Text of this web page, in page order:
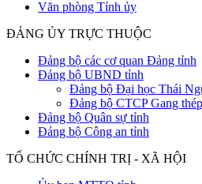
Văn phòng Tỉnh ủy
ĐẢNG ỦY TRỰC THUỘC
Đảng bộ các cơ quan Đảng tỉnh
Đảng bộ UBND tỉnh
Đảng bộ Đại học Thái
Đảng bộ CTCP Gang
Đảng bộ Quân sự tỉnh
Đảng bộ Công an tỉnh
TỔ CHỨC CHÍNH TRỊ - XÃ HỘI